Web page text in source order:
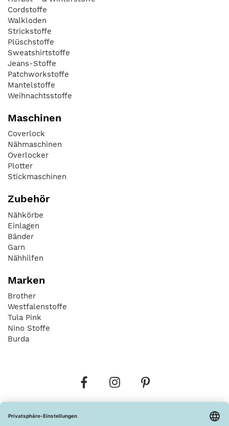
Cordstoffe
Walkloden
Strickstoffe
Plüschstoffe
Sweatshirtstoffe
Jeans-Stoffe
Patchworkstoffe
Mantelstoffe
Weihnachtsstoffe
Maschinen
Coverlock
Nähmaschinen
Overlocker
Plotter
Stickmaschinen
Zubehör
Nähkörbe
Einlagen
Bänder
Garn
Nähhilfen
Marken
Brother
Westfalenstoffe
Tula Pink
Nino Stoffe
Burda